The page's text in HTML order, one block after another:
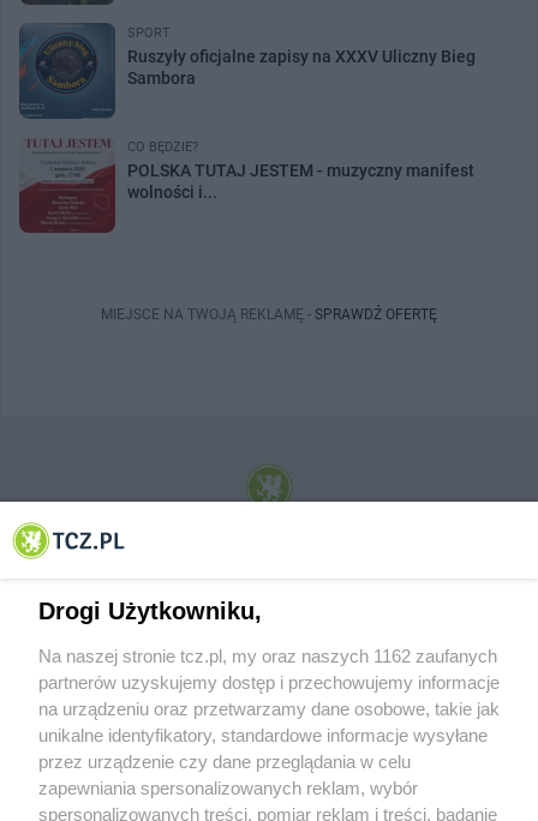
SPORT
Ruszyły oficjalne zapisy na XXXV Uliczny Bieg
Sambora
CO BĘDZIE?
POLSKA TUTAJ JESTEM - muzyczny manifest
wolności i...
MIEJSCE NA TWOJĄ REKLAMĘ - SPRAWDŹ OFERTĘ
© 2001-2026 Tczew - TCZ.PL Sp. z o.o. Internetowy Serwis Informacyjny Miasta
O FIRMIE POLITYKA PRYWATNOŚCI HOSTING
Drogi Użytkowniku,
Na naszej stronie tcz.pl, my oraz naszych 1162 zaufanych
partnerów uzyskujemy dostęp i przechowujemy informacje
na urządzeniu oraz przetwarzamy dane osobowe, takie jak
unikalne identyfikatory, standardowe informacje wysyłane
przez urządzenie czy dane przeglądania w celu
zapewniania spersonalizowanych reklam, wybór
spersonalizowanych treści, pomiar reklam i treści, badanie